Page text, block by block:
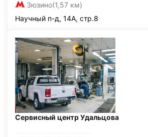
Зюзино(1,57 км)
Научный п-д, 14А, стр.8
Сервисный центр Удальцова